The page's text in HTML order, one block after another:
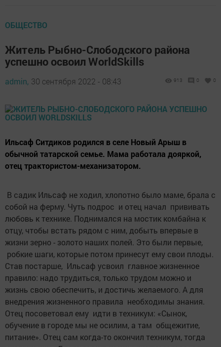
ОБЩЕСТВО
Житель Рыбно-Слободского района
успешно освоил WorldSkills
admin, 30 сентября 2022 - 08:43 913 0 0
Ильсаф Ситдиков родился в селе Новый Арыш в
обычной татарской семье. Мама работала дояркой,
отец трактористом-механизатором.
В садик Ильсаф не ходил, хлопотно было маме, брала с
собой на ферму. Чуть подрос и отец начал прививать
любовь к технике. Поднимался на мостик комбайна к
отцу, чтобы встать рядом с ним, добыть впервые в
жизни зерно - золото наших полей. Это были первые,
робкие шаги, которые потом принесут ему свои плоды.
Став постарше, Ильсаф усвоил главное жизненное
правило: надо трудиться, только трудом можно и
жизнь свою обеспечить, и достичь желаемого. А для
внедрения жизненного правила необходимы знания.
Отец посоветовал ему идти в техникум: «Сынок,
обучение в городе мы не осилим, а там общежитие,
питание». Отец сам когда-то окончил техникум, тогда